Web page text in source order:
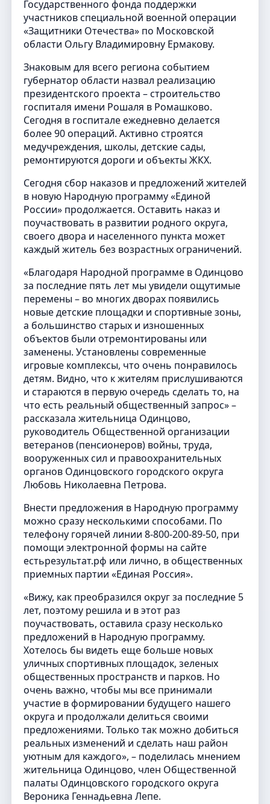
Государственного фонда поддержки
участников специальной военной операции
«Защитники Отечества» по Московской
области Ольгу Владимировну Ермакову.
Знаковым для всего региона событием
губернатор области назвал реализацию
президентского проекта – строительство
госпиталя имени Рошаля в Ромашково.
Сегодня в госпитале ежедневно делается
более 90 операций. Активно строятся
медучреждения, школы, детские сады,
ремонтируются дороги и объекты ЖКХ.
Сегодня сбор наказов и предложений жителей
в новую Народную программу «Единой
России» продолжается. Оставить наказ и
поучаствовать в развитии родного округа,
своего двора и населенного пункта может
каждый житель без возрастных ограничений.
«Благодаря Народной программе в Одинцово
за последние пять лет мы увидели ощутимые
перемены – во многих дворах появились
новые детские площадки и спортивные зоны,
а большинство старых и изношенных
объектов были отремонтированы или
заменены. Установлены современные
игровые комплексы, что очень понравилось
детям. Видно, что к жителям прислушиваются
и стараются в первую очередь сделать то, на
что есть реальный общественный запрос» –
рассказала жительница Одинцово,
руководитель Общественной организации
ветеранов (пенсионеров) войны, труда,
вооруженных сил и правоохранительных
органов Одинцовского городского округа
Любовь Николаевна Петрова.
Внести предложения в Народную программу
можно сразу несколькими способами. По
телефону горячей линии 8-800-200-89-50, при
помощи электронной формы на сайте
естьрезультат.рф или лично, в общественных
приемных партии «Единая Россия».
«Вижу, как преобразился округ за последние 5
лет, поэтому решила и в этот раз
поучаствовать, оставила сразу несколько
предложений в Народную программу.
Хотелось бы видеть еще больше новых
уличных спортивных площадок, зеленых
общественных пространств и парков. Но
очень важно, чтобы мы все принимали
участие в формировании будущего нашего
округа и продолжали делиться своими
предложениями. Только так можно добиться
реальных изменений и сделать наш район
уютным для каждого», – поделилась мнением
жительница Одинцово, член Общественной
палаты Одинцовского городского округа
Вероника Геннадьевна Лепе.